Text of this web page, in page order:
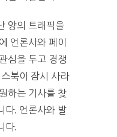
양의 트래픽을
언론사와 페이
심을 두고 경쟁
북이 잠시 사라
하는 기사를 찾
다. 언론사와 발
다.